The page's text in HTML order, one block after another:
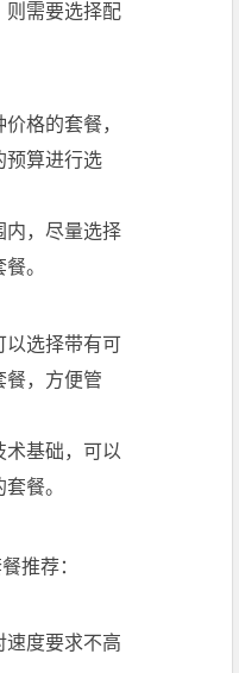
则需要选择配
格的套餐，
预算进行选
内，尽量选择
。
以选择带有可
餐，方便管
术基础，可以
餐。
推荐：
速度要求不高